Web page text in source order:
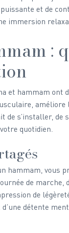
et de
immersion
:
et hammam ont
de s’installer,
quotidien.
hammam, vous
de marche,
de
détente